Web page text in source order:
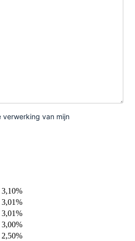
3,10%
3,01%
3,01%
3,00%
2,50%